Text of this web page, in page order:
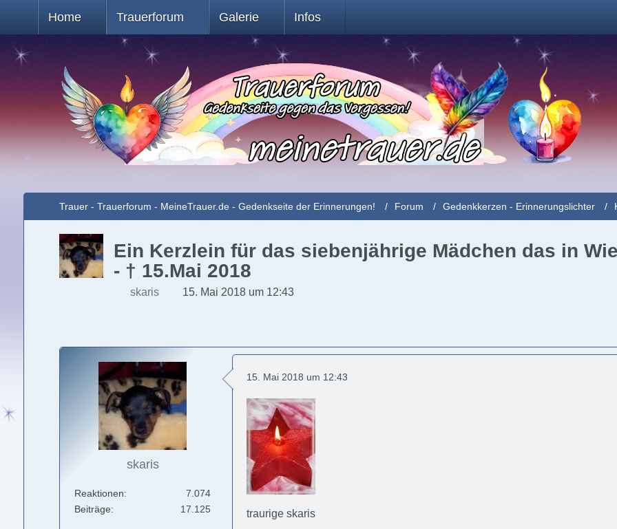
Home Trauerforum Galerie Infos
Trauer - Trauerforum - MeineTrauer.de - Gedenkseite der Erinnerungen! Forum Gedenkkerzen - Erinnerungslichter
Ein Kerzlein für das siebenjährige Mädchen das in
- † 15.Mai 2018
skaris 15. Mai 2018 um 12:43
skaris
Reaktionen
7.074
Beiträge
17.125
15. Mai 2018 um 12:43
traurige skaris